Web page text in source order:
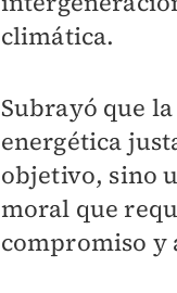
climática.
Subrayó que
energética
objetivo, sino
moral que
compromiso y